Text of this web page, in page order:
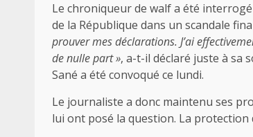
Le chroniqueur de walf a été
de la République dans un scandale
prouver mes déclarations. J’ai
de nulle part », a-t-il déclaré juste à sa
Sané a été convoqué ce lundi.
Le journaliste a donc maintenu ses
lui ont posé la question. La